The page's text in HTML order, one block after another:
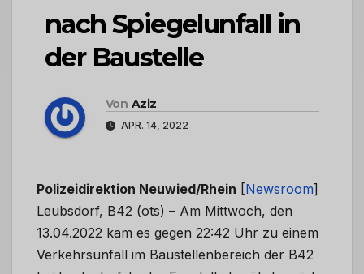
nach Spiegelunfall in
der Baustelle
Von Aziz
APR. 14, 2022
Polizeidirektion Neuwied/Rhein [Newsroom]
Leubsdorf, B42 (ots) – Am Mittwoch, den
13.04.2022 kam es gegen 22:42 Uhr zu einem
Verkehrsunfall im Baustellenbereich der B42